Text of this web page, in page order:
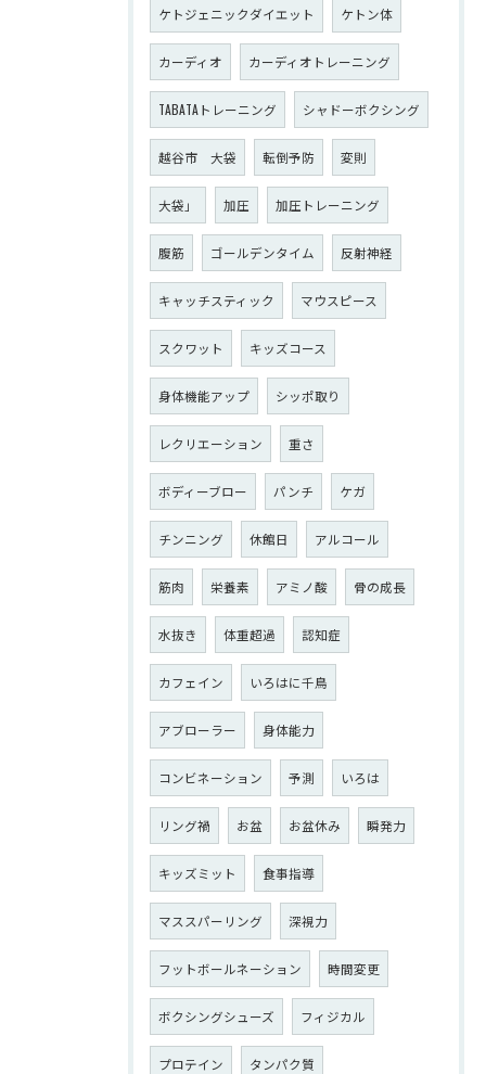
ケトジェニックダイエット ケトン体
カーディオ カーディオトレーニング
TABATAトレーニング シャドーボクシング
越谷市 大袋 転倒予防 変則
大袋」 加圧 加圧トレーニング
腹筋 ゴールデンタイム 反射神経
キャッチスティック マウスピース
スクワット キッズコース
身体機能アップ シッポ取り
レクリエーション 重さ
ボディーブロー パンチ ケガ
チンニング 休館日 アルコール
筋肉 栄養素 アミノ酸 骨の成長
水抜き 体重超過 認知症
カフェイン いろはに千鳥
アブローラー 身体能力
コンビネーション 予測 いろは
リング禍 お盆 お盆休み 瞬発力
キッズミット 食事指導
マススパーリング 深視力
フットボールネーション 時間変更
ボクシングシューズ フィジカル
プロテイン タンパク質